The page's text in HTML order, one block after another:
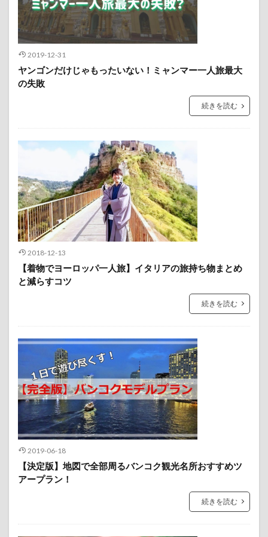
2019-12-31
ヤンゴンだけじゃもったいない！ミャンマー一人旅最大
の失敗
続きを読む
2018-12-13
【着物でヨーロッパ一人旅】イタリアの旅持ち物まとめ
と減らすコツ
続きを読む
2019-06-18
【決定版】地図で全部周るバンコク観光名所おすすめツ
アープラン！
続きを読む